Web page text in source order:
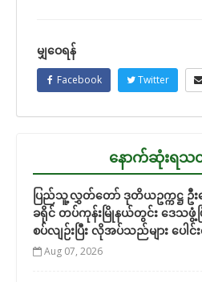
မျှဝေရန်
Facebook Twitter
နောက်ဆုံးရသတ
ပြည်သူ့လွှတ်တော် ဒုတိယဥက္ကဋ္ဌ ဦးမ
ခရိုင် တပ်ကုန်းမြိုနယ်တွင်း ဒေသဖွံ့ဖြို
စပ်လျဉ်းပြီး လိုအပ်သည်များ ပေါင်
Aug 07, 2026